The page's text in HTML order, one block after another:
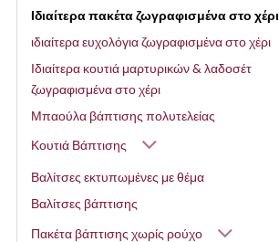
Ιδιαίτερα πακέτα ζωγραφισμένα στο χέρι
ιδιαίτερα ευχολόγια ζωγραφισμένα στο χέρι
Ιδιαίτερα κουτιά μαρτυρικών & λαδοσέτ
ζωγραφισμένα στο χέρι
Μπαούλα βάπτισης πολυτελείας
Κουτιά Βάπτισης
Βαλίτσες εκτυπωμένες με θέμα
Βαλίτσες βάπτισης
Πακέτα βάπτισης χωρίς ρούχο